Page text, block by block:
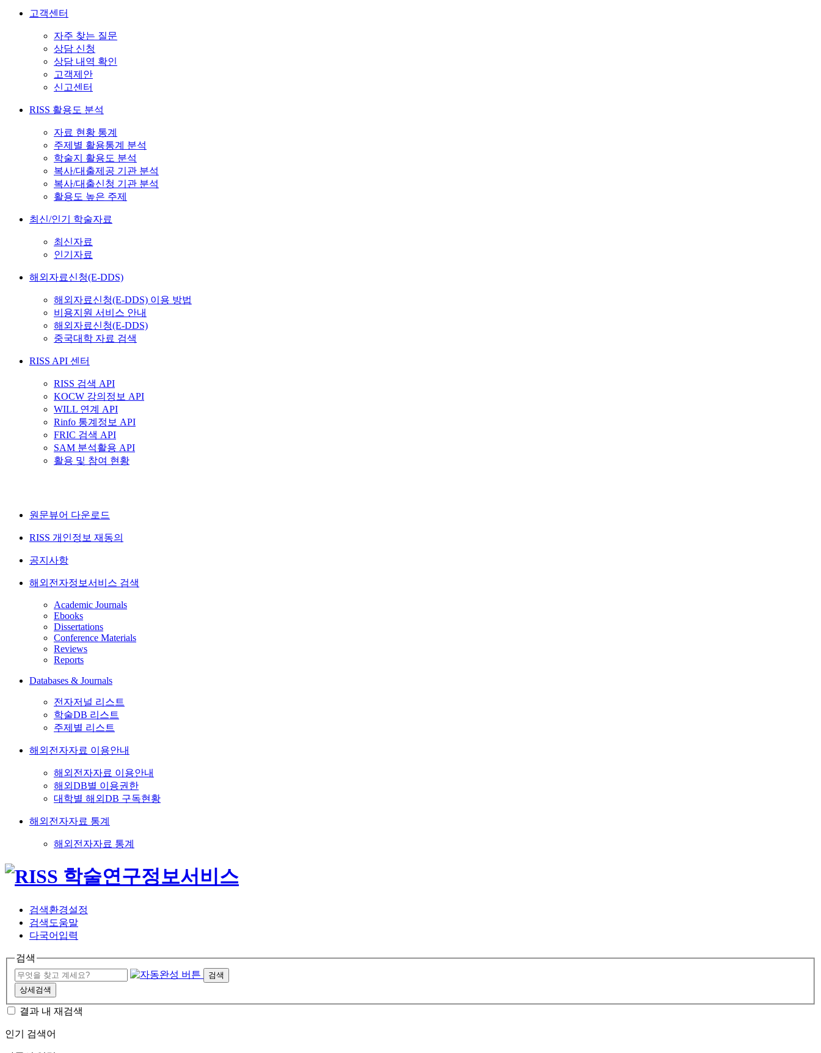
고객센터
자주 찾는 질문
상담 신청
상담 내역 확인
고객제안
신고센터
RISS 활용도 분석
자료 현황 통계
주제별 활용통계 분석
학술지 활용도 분석
복사/대출제공 기관 분석
복사/대출신청 기관 분석
활용도 높은 주제
최신/인기 학술자료
최신자료
인기자료
해외자료신청(E-DDS)
해외자료신청(E-DDS) 이용 방법
비용지원 서비스 안내
해외자료신청(E-DDS)
중국대학 자료 검색
RISS API 센터
RISS 검색 API
KOCW 강의정보 API
WILL 연계 API
Rinfo 통계정보 API
FRIC 검색 API
SAM 분석활용 API
활용 및 참여 현황
원문뷰어 다운로드
RISS 개인정보 재동의
공지사항
해외전자정보서비스 검색
Academic Journals
Ebooks
Dissertations
Conference Materials
Reviews
Reports
Databases & Journals
전자저널 리스트
학술DB 리스트
주제별 리스트
해외전자자료 이용안내
해외전자자료 이용안내
해외DB별 이용권한
대학별 해외DB 구독현황
해외전자자료 통계
해외전자자료 통계
검색환경설정
검색도움말
다국어입력
검색
검색
상세검색
결과 내 재검색
인기 검색어